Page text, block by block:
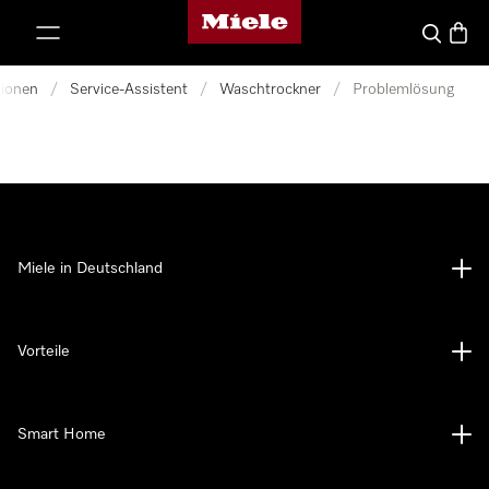
Miele-Homepage
Suche
/ Service-Assistent / Waschtrockner / Problemlösung
Miele in Deutschland
Vorteile
Smart Home